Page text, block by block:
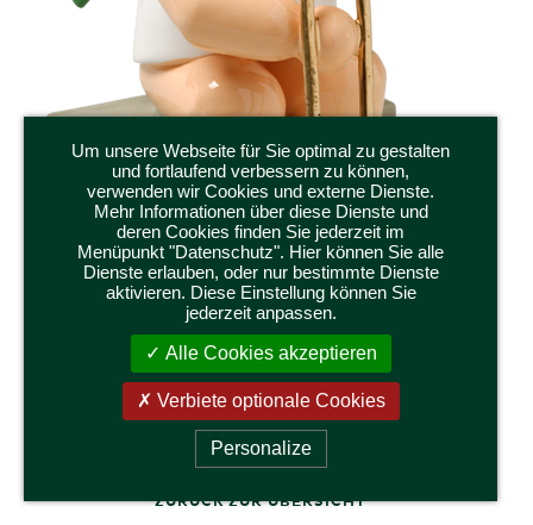
650/29a
ENGEL MIT ZUGPOSAUNE, SITZEND
Höhe 5,5 cm
ZURÜCK ZUR ÜBERSICHT
Um unsere Webseite für Sie optimal zu gestalten
und fortlaufend verbessern zu können,
verwenden wir Cookies und externe Dienste.
Mehr Informationen über diese Dienste und
deren Cookies finden Sie jederzeit im
Menüpunkt "Datenschutz". Hier können Sie alle
Dienste erlauben, oder nur bestimmte Dienste
aktivieren. Diese Einstellung können Sie
jederzeit anpassen.
Alle Cookies akzeptieren
Verbiete optionale Cookies
Personalize